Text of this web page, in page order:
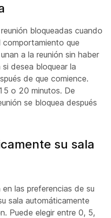
bloqueadas cuando
comportamiento que
a la reunión sin haber
desea bloquear la
de que comience.
o 20 minutos. De
se bloquea después
su sala
las preferencias de su
sala automáticamente
Puede elegir entre 0, 5,